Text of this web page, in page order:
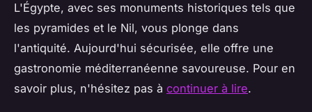
L'Égypte, avec ses monuments historiques tels que
les pyramides et le Nil, vous plonge dans
l'antiquité. Aujourd'hui sécurisée, elle offre une
gastronomie méditerranéenne savoureuse. Pour en
savoir plus, n'hésitez pas à continuer à lire.